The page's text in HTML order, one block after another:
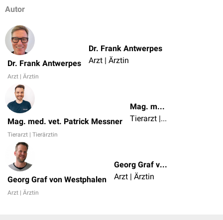
Autor
Dr. Frank Antwerpes
Arzt | Ärztin
Dr. Frank Antwerpes
Arzt | Ärztin
Mag. med. vet. Patrick Messner
Tierarzt | Tierärztin
Mag. med. vet. Patrick Messner
Tierarzt | Tierärztin
Georg Graf von Westphalen
Arzt | Ärztin
Georg Graf von Westphalen
Arzt | Ärztin